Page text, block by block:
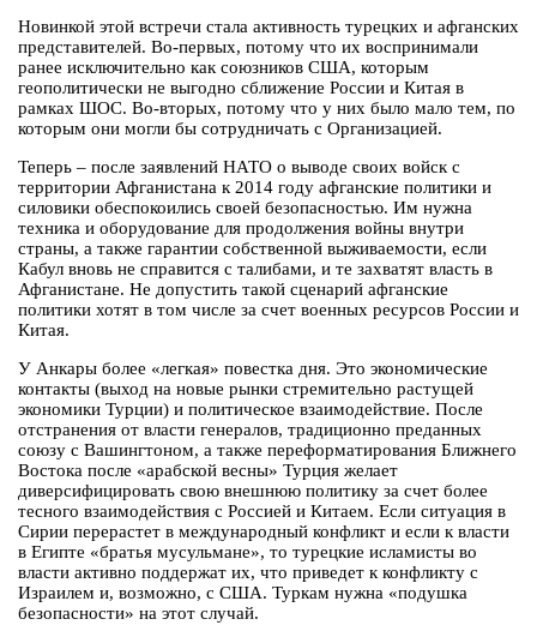
Новинкой этой встречи стала активность турецких и афганских
представителей. Во-первых, потому что их воспринимали
ранее исключительно как союзников США, которым
геополитически не выгодно сближение России и Китая в
рамках ШОС. Во-вторых, потому что у них было мало тем, по
которым они могли бы сотрудничать с Организацией.
Теперь – после заявлений НАТО о выводе своих войск с
территории Афганистана к 2014 году афганские политики и
силовики обеспокоились своей безопасностью. Им нужна
техника и оборудование для продолжения войны внутри
страны, а также гарантии собственной выживаемости, если
Кабул вновь не справится с талибами, и те захватят власть в
Афганистане. Не допустить такой сценарий афганские
политики хотят в том числе за счет военных ресурсов России и
Китая.
У Анкары более «легкая» повестка дня. Это экономические
контакты (выход на новые рынки стремительно растущей
экономики Турции) и политическое взаимодействие. После
отстранения от власти генералов, традиционно преданных
союзу с Вашингтоном, а также переформатирования Ближнего
Востока после «арабской весны» Турция желает
диверсифицировать свою внешнюю политику за счет более
тесного взаимодействия с Россией и Китаем. Если ситуация в
Сирии перерастет в международный конфликт и если к власти
в Египте «братья мусульмане», то турецкие исламисты во
власти активно поддержат их, что приведет к конфликту с
Израилем и, возможно, с США. Туркам нужна «подушка
безопасности» на этот случай.